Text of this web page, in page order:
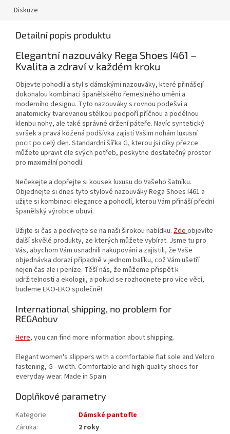
Diskuze
Detailní popis produktu
Elegantní nazouváky Rega Shoes I461 –
Kvalita a zdraví v každém kroku
Objevte pohodlí a styl s dámskými nazouváky, které přinášejí
dokonalou kombinaci španělského řemeslného umění a
moderního designu. Tyto nazouváky s rovnou podešví a
anatomicky tvarovanou stélkou podpoří příčnou a podélnou
klenbu nohy, ale také správné držení páteře. Navíc syntetický
svršek a pravá kožená podšívka zajistí Vašim nohám luxusní
pocit po celý den. Standardní šířka G, kterou jsi díky přezce
můžete upravit dle svých potřeb, poskytne dostatečný prostor
pro maximální pohodlí.
Nečekejte a dopřejte si kousek luxusu do Vašeho šatníku.
Objednejte si dnes tyto stylové nazouváky Rega Shoes I461 a
užijte si kombinaci elegance a pohodlí, kterou Vám přináší přední
španělský výrobce obuvi.
Užijte si čas a podívejte se na naši širokou nabídku. Zdeobjevíte
další skvělé produkty, ze kterých můžete vybírat. Jsme tu pro
Vás, abychom Vám usnadnili nakupování a zajistili, že Vaše
objednávka dorazí případně v jednom balíku, což Vám ušetří
nejen čas ale i peníze. Těší nás, že můžeme přispět k
udržitelnosti a ekologii, a pokud se rozhodnete pro více věcí,
budeme EKO-EKO společně!
International shipping, no problem for
REGAobuv
Here, you can find more information about shipping.
Elegant women's slippers with a comfortable flat sole and Velcro
fastening, G - width. Comfortable and high-quality shoes for
everyday wear. Made in Spain.
Doplňkové parametry
Kategorie:
Dámské pantofle
Záruka:
2 roky